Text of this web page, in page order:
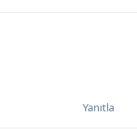
Yanıtla